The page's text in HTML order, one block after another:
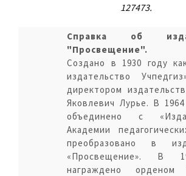
127473.
Справка об
"Просвещение".
Создано в 1930 году
издательство
директором
Яковлевич Лурье. В
объединено с
Академии
преобразовано в
«Просвещение». В
награждено орденом